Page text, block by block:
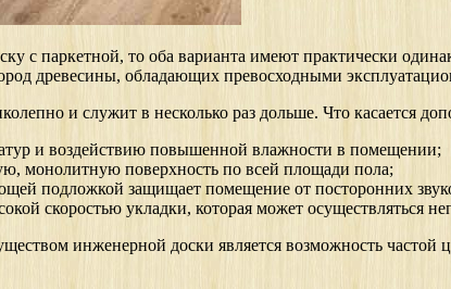
с паркетной, то оба варианта имеют практически
древесины, обладающих превосходными
и служит в несколько раз дольше. Что касается
и воздействию повышенной влажности в помещении;
монолитную поверхность по всей площади пола;
подложкой защищает помещение от посторонних
скоростью укладки, которая может осуществляться
инженерной доски является возможность